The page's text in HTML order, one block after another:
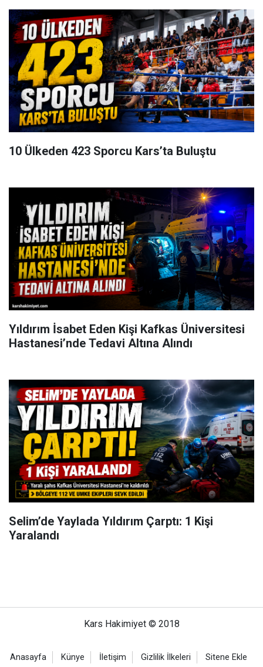
10 Ülkeden 423 Sporcu Kars’ta Buluştu
Yıldırım İsabet Eden Kişi Kafkas Üniversitesi
Hastanesi’nde Tedavi Altına Alındı
Selim’de Yaylada Yıldırım Çarptı: 1 Kişi
Yaralandı
Kars Hakimiyet © 2018
Anasayfa Künye İletişim Gizlilik İlkeleri Sitene Ekle